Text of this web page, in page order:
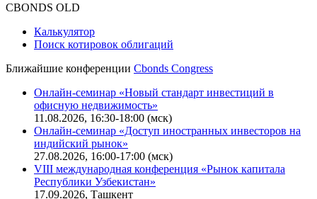
CBONDS OLD
Калькулятор
Поиск котировок облигаций
Ближайшие конференции Cbonds Congress
Онлайн-семинар «Новый стандарт инвестиций в
офисную недвижимость»
11.08.2026, 16:30-18:00 (мск)
Онлайн-семинар «Доступ иностранных инвесторов на
индийский рынок»
27.08.2026, 16:00-17:00 (мск)
VIII международная конференция «Рынок капитала
Республики Узбекистан»
17.09.2026, Ташкент